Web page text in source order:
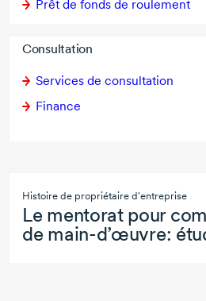
Prêt de fonds de roulement
Consultation
Services de consultation
Finance
Histoire de propriétaire d'entreprise
Le mentorat pour
de main-d’œuvre: